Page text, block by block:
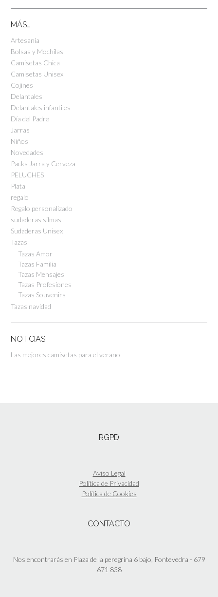
MÁS…
Artesanía
Bolsas y Mochilas
Camisetas Chica
Camisetas Unisex
Cojines
Delantales
Delantales infantiles
Día del Padre
Jarras
Niños
Novedades
Packs Jarra y Cerveza
PELUCHES
Plata
regalo
Regalo personalizado
sudaderas silmas
Sudaderas Unisex
Tazas
Tazas Amor
Tazas Familia
Tazas Mensajes
Tazas Profesiones
Tazas Souvenirs
Tazas navidad
NOTICIAS
Las mejores camisetas para el verano
RGPD
Aviso Legal
Política de Privacidad
Política de Cookies
CONTACTO
Nos encontrarás en Plaza de la peregrina 6 bajo, Pontevedra - 679
671 838